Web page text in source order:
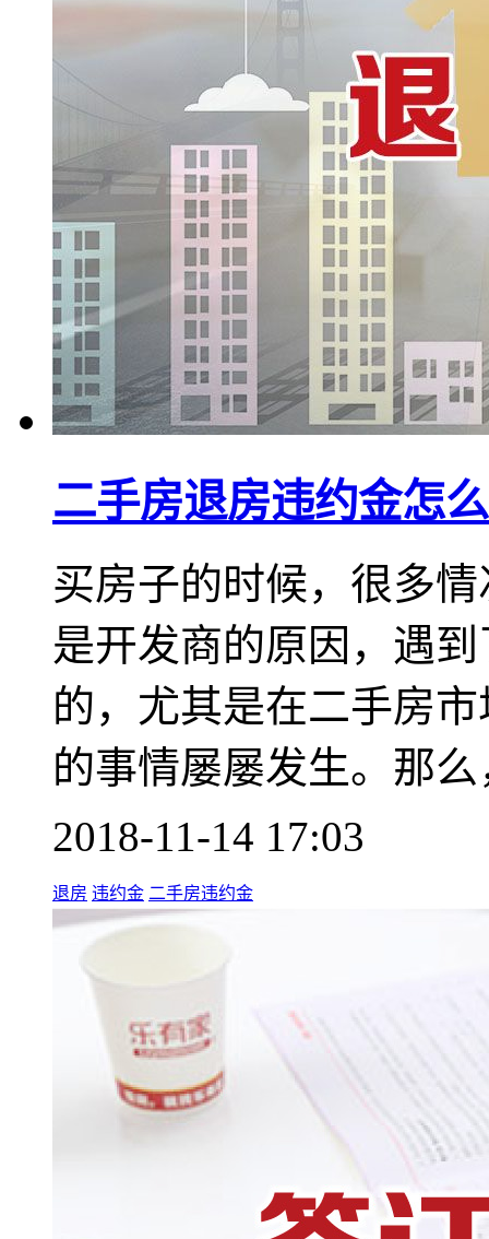
二手房退房违约金怎
买房子的时候，很多
是开发商的原因，遇
的，尤其是在二手房
的事情屡屡发生。那
2018-11-14 17:03
退房 违约金 二手房违约金